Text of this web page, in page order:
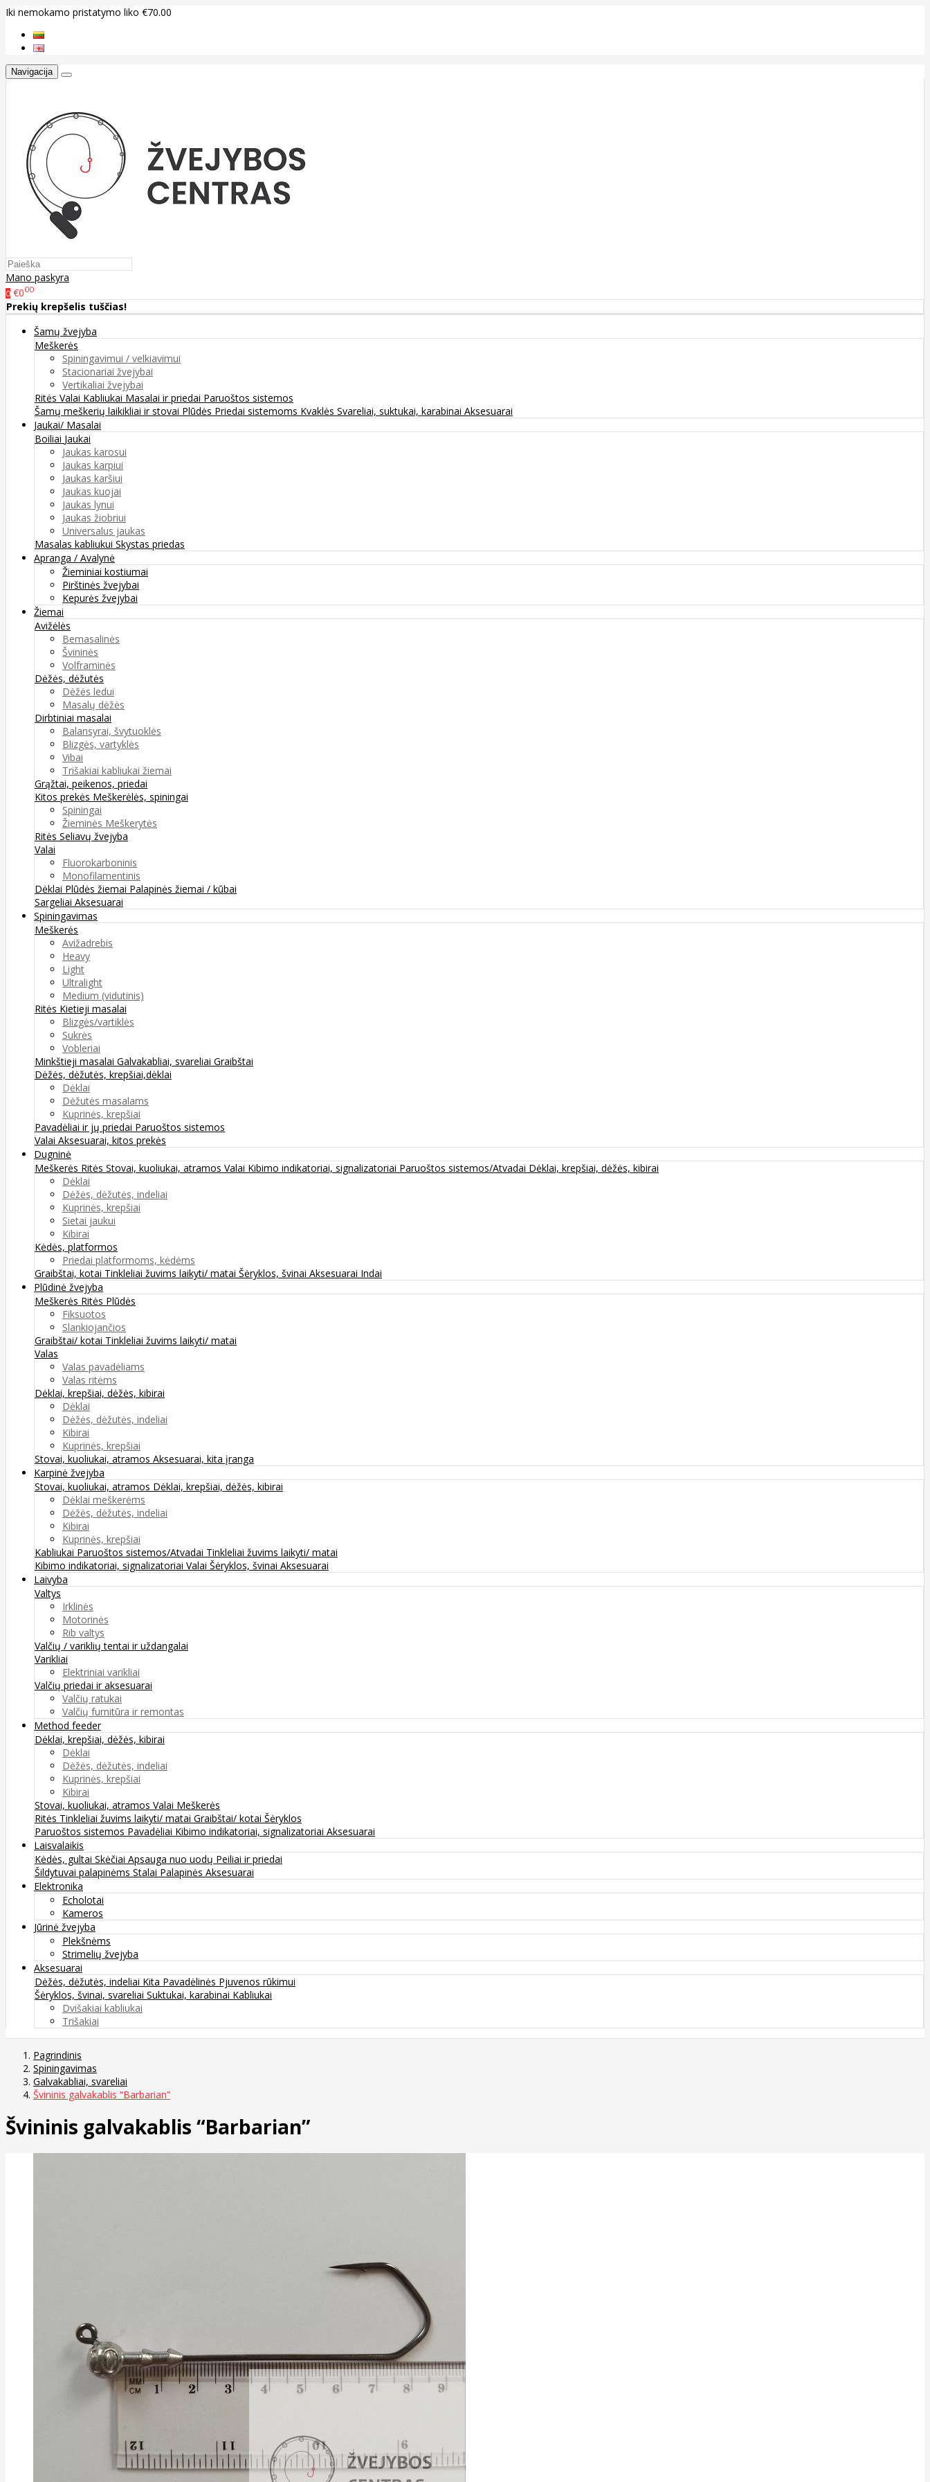
Iki nemokamo pristatymo liko €70.00
Navigacija
Mano paskyra
0 €000
Prekių krepšelis tuščias!
Šamų žvejyba
Meškerės
Spiningavimui / velkiavimui
Stacionariai žvejybai
Vertikaliai žvejybai
Ritės Valai Kabliukai Masalai ir priedai Paruoštos sistemos
Šamų meškerių laikikliai ir stovai Plūdės Priedai sistemoms Kvaklės Svareliai, suktukai, karabinai Aksesuarai
Jaukai/ Masalai
Boiliai Jaukai
Jaukas karosui
Jaukas karpiui
Jaukas karšiui
Jaukas kuojai
Jaukas lynui
Jaukas žiobriui
Universalus jaukas
Masalas kabliukui Skystas priedas
Apranga / Avalynė
Žieminiai kostiumai
Pirštinės žvejybai
Kepurės žvejybai
Žiemai
Avižėlės
Bemasalinės
Švininės
Volframinės
Dėžės, dėžutės
Dėžės ledui
Masalų dėžės
Dirbtiniai masalai
Balansyrai, švytuoklės
Blizgės, vartyklės
Vibai
Trišakiai kabliukai žiemai
Grąžtai, peikenos, priedai
Kitos prekės Meškerėlės, spiningai
Spiningai
Žieminės Meškerytės
Ritės Seliavų žvejyba
Valai
Fluorokarboninis
Monofilamentinis
Dėklai Plūdės žiemai Palapinės žiemai / kūbai
Sargeliai Aksesuarai
Spiningavimas
Meškerės
Avižadrebis
Heavy
Light
Ultralight
Medium (vidutinis)
Ritės Kietieji masalai
Blizgės/vartiklės
Sukrės
Vobleriai
Minkštieji masalai Galvakabliai, svareliai Graibštai
Dėžės, dėžutės, krepšiai,dėklai
Dėklai
Dėžutės masalams
Kuprinės, krepšiai
Pavadėliai ir jų priedai Paruoštos sistemos
Valai Aksesuarai, kitos prekės
Dugninė
Meškerės Ritės Stovai, kuoliukai, atramos Valai Kibimo indikatoriai, signalizatoriai Paruoštos sistemos/Atvadai Dėklai, krepšiai, dėžės, kibirai
Dėklai
Dėžės, dėžutės, indeliai
Kuprinės, krepšiai
Sietai jaukui
Kibirai
Kėdės, platformos
Priedai platformoms, kėdėms
Graibštai, kotai Tinkleliai žuvims laikyti/ matai Šėryklos, švinai Aksesuarai Indai
Plūdinė žvejyba
Meškerės Ritės Plūdės
Fiksuotos
Slankiojančios
Graibštai/ kotai Tinkleliai žuvims laikyti/ matai
Valas
Valas pavadėliams
Valas ritėms
Dėklai, krepšiai, dėžės, kibirai
Dėklai
Dėžės, dėžutės, indeliai
Kibirai
Kuprinės, krepšiai
Stovai, kuoliukai, atramos Aksesuarai, kita įranga
Karpinė žvejyba
Stovai, kuoliukai, atramos Dėklai, krepšiai, dėžės, kibirai
Dėklai meškerėms
Dėžės, dėžutės, indeliai
Kibirai
Kuprinės, krepšiai
Kabliukai Paruoštos sistemos/Atvadai Tinkleliai žuvims laikyti/ matai
Kibimo indikatoriai, signalizatoriai Valai Šėryklos, švinai Aksesuarai
Laivyba
Valtys
Irklinės
Motorinės
Rib valtys
Valčių / variklių tentai ir uždangalai
Varikliai
Elektriniai varikliai
Valčių priedai ir aksesuarai
Valčių ratukai
Valčių furnitūra ir remontas
Method feeder
Dėklai, krepšiai, dėžės, kibirai
Dėklai
Dėžės, dėžutės, indeliai
Kuprinės, krepšiai
Kibirai
Stovai, kuoliukai, atramos Valai Meškerės
Ritės Tinkleliai žuvims laikyti/ matai Graibštai/ kotai Šėryklos
Paruoštos sistemos Pavadėliai Kibimo indikatoriai, signalizatoriai Aksesuarai
Laisvalaikis
Kėdės, gultai Skėčiai Apsauga nuo uodų Peiliai ir priedai
Šildytuvai palapinėms Stalai Palapinės Aksesuarai
Elektronika
Echolotai
Kameros
Jūrinė žvejyba
Plekšnėms
Strimelių žvejyba
Aksesuarai
Dėžės, dėžutės, indeliai Kita Pavadėlinės Pjuvenos rūkimui
Šėryklos, švinai, svareliai Suktukai, karabinai Kabliukai
Dvišakiai kabliukai
Trišakiai
Pagrindinis
Spiningavimas
Galvakabliai, svareliai
Švininis galvakablis “Barbarian”
Švininis galvakablis “Barbarian”